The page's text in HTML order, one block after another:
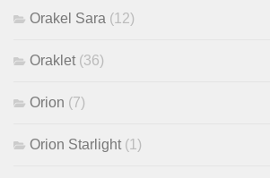
Orakel Sara (12)
Oraklet (36)
Orion (7)
Orion Starlight (1)